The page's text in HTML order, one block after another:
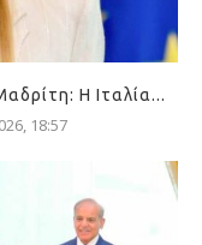
Η Ιταλία...
18:57